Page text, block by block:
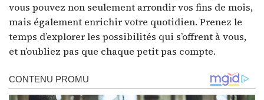
vous pouvez non seulement arrondir vos fins de mois,
mais également enrichir votre quotidien. Prenez le
temps d’explorer les possibilités qui s’offrent à vous,
et n’oubliez pas que chaque petit pas compte.